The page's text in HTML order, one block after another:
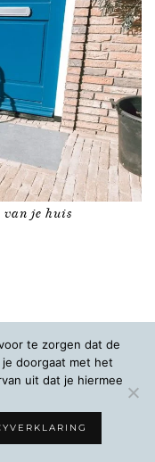
van je huis
te zorgen dat de
doorgaat met het
uit dat je hiermee